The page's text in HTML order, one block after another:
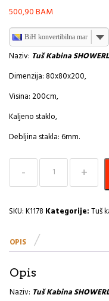
500,90BAM
BiH konvertibilna marka
Naziv: Tuš Kabina
Dimenzija: 80x80x200,
Visina: 200cm,
Kaljeno staklo,
Debljina stakla: 6mm.
Tuš
Kabina
80x80x200cm
R
SKU:K1178 Kategorije:Tuš
OPIS
Opis
Naziv: Tuš Kabina